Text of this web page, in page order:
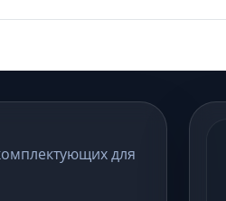
для